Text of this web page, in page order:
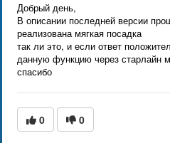
Добрый день,
В описании последней версии
реализована мягкая посадка
так ли это, и если ответ
данную функцию через старлайн
спасибо
0 0